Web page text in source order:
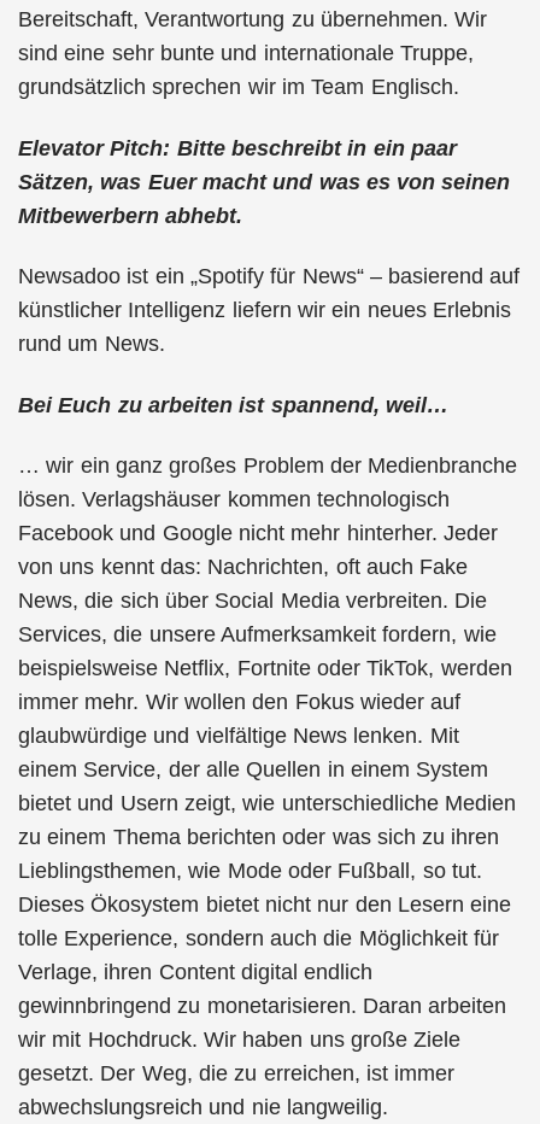
Bereitschaft, Verantwortung zu übernehmen. Wir
sind eine sehr bunte und internationale Truppe,
grundsätzlich sprechen wir im Team Englisch.
Elevator Pitch: Bitte beschreibt in ein paar
Sätzen, was Euer macht und was es von seinen
Mitbewerbern abhebt.
Newsadoo ist ein „Spotify für News“ – basierend auf
künstlicher Intelligenz liefern wir ein neues Erlebnis
rund um News.
Bei Euch zu arbeiten ist spannend, weil…
… wir ein ganz großes Problem der Medienbranche
lösen. Verlagshäuser kommen technologisch
Facebook und Google nicht mehr hinterher. Jeder
von uns kennt das: Nachrichten, oft auch Fake
News, die sich über Social Media verbreiten. Die
Services, die unsere Aufmerksamkeit fordern, wie
beispielsweise Netflix, Fortnite oder TikTok, werden
immer mehr. Wir wollen den Fokus wieder auf
glaubwürdige und vielfältige News lenken. Mit
einem Service, der alle Quellen in einem System
bietet und Usern zeigt, wie unterschiedliche Medien
zu einem Thema berichten oder was sich zu ihren
Lieblingsthemen, wie Mode oder Fußball, so tut.
Dieses Ökosystem bietet nicht nur den Lesern eine
tolle Experience, sondern auch die Möglichkeit für
Verlage, ihren Content digital endlich
gewinnbringend zu monetarisieren. Daran arbeiten
wir mit Hochdruck. Wir haben uns große Ziele
gesetzt. Der Weg, die zu erreichen, ist immer
abwechslungsreich und nie langweilig.